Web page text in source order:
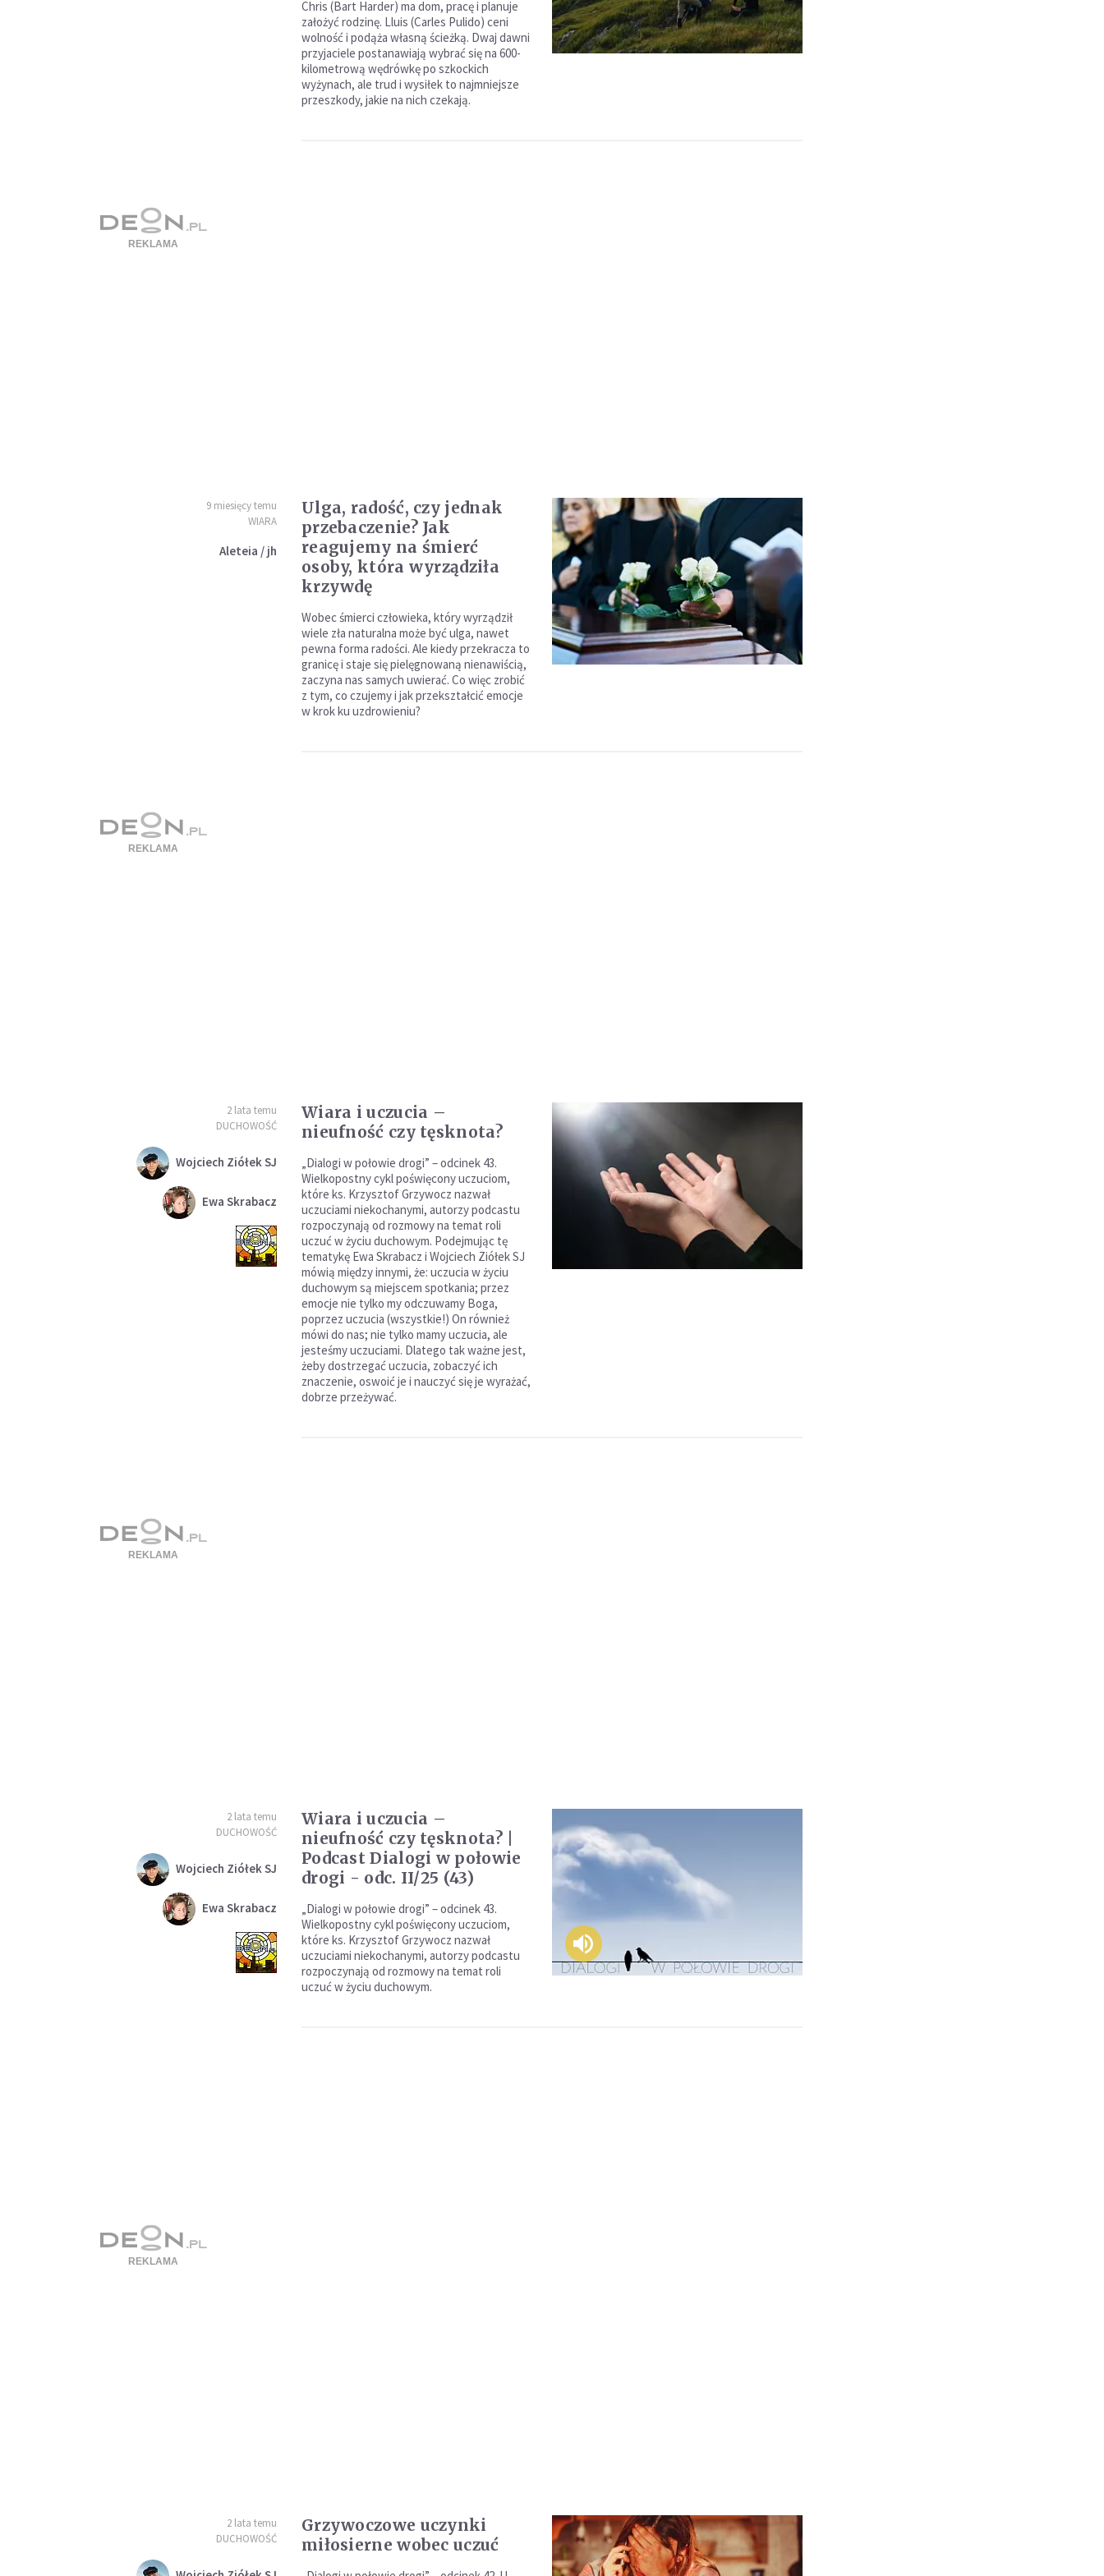
Chris (Bart Harder) ma dom, pracę i planuje
założyć rodzinę. Lluis (Carles Pulido) ceni
wolność i podąża własną ścieżką. Dwaj dawni
przyjaciele postanawiają wybrać się na 600-
kilometrową wędrówkę po szkockich
wyżynach, ale trud i wysiłek to najmniejsze
przeszkody, jakie na nich czekają.
9 miesięcy temu
WIARA
Aleteia / jh
Ulga, radość, czy jednak
przebaczenie? Jak
reagujemy na śmierć
osoby, która wyrządziła
krzywdę
Wobec śmierci człowieka, który wyrządził
wiele zła naturalna może być ulga, nawet
pewna forma radości. Ale kiedy przekracza to
granicę i staje się pielęgnowaną nienawiścią,
zaczyna nas samych uwierać. Co więc zrobić
z tym, co czujemy i jak przekształcić emocje
w krok ku uzdrowieniu?
2 lata temu
DUCHOWOŚĆ
Wojciech Ziółek SJ
Ewa Skrabacz
Wiara i uczucia –
nieufność czy tęsknota?
„Dialogi w połowie drogi” – odcinek 43.
Wielkopostny cykl poświęcony uczuciom,
które ks. Krzysztof Grzywocz nazwał
uczuciami niekochanymi, autorzy podcastu
rozpoczynają od rozmowy na temat roli
uczuć w życiu duchowym. Podejmując tę
tematykę Ewa Skrabacz i Wojciech Ziółek SJ
mówią między innymi, że: uczucia w życiu
duchowym są miejscem spotkania; przez
emocje nie tylko my odczuwamy Boga,
poprzez uczucia (wszystkie!) On również
mówi do nas; nie tylko mamy uczucia, ale
jesteśmy uczuciami. Dlatego tak ważne jest,
żeby dostrzegać uczucia, zobaczyć ich
znaczenie, oswoić je i nauczyć się je wyrażać,
dobrze przeżywać.
2 lata temu
DUCHOWOŚĆ
Wojciech Ziółek SJ
Ewa Skrabacz
Wiara i uczucia –
nieufność czy tęsknota? |
Podcast Dialogi w połowie
drogi - odc. II/25 (43)
„Dialogi w połowie drogi” – odcinek 43.
Wielkopostny cykl poświęcony uczuciom,
które ks. Krzysztof Grzywocz nazwał
uczuciami niekochanymi, autorzy podcastu
rozpoczynają od rozmowy na temat roli
uczuć w życiu duchowym.
2 lata temu
DUCHOWOŚĆ
Grzywoczowe uczynki
miłosierne wobec uczuć